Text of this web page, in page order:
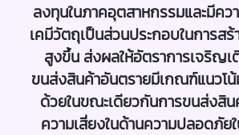
ลงทุนในภาคอุตสาหกรรมและมีคว
เคมีวัตถุเป็นส่วนประกอบในการส
สูงขึ้น ส่งผลให้อัตราการเจริญเ
ขนส่งสินค้าอันตรายมีเกณฑ์แนวโ
ด้วยในขณะเดียวกันการขนส่งสิ
ความเสี่ยงในด้านความปลอดภัย